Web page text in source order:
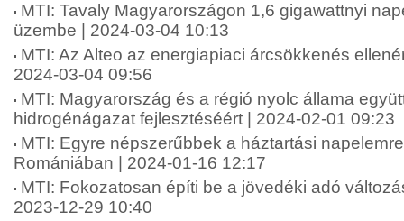
MTI: Tavaly Magyarországon 1,6 gigawattnyi
üzembe | 2024-03-04 10:13
MTI: Az Alteo az energiapiaci árcsökkenés
2024-03-04 09:56
MTI: Magyarország és a régió nyolc állama
hidrogénágazat fejlesztéséért | 2024-02-01 09:23
MTI: Egyre népszerűbbek a háztartási
Romániában | 2024-01-16 12:17
MTI: Fokozatosan építi be a jövedéki adó
2023-12-29 10:40